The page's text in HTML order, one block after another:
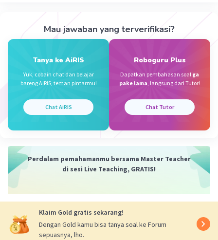
Mau jawaban yang terverifikasi?
Tanya ke AiRIS
Yuk, cobain chat dan belajar
bareng AiRIS, teman pintarmu!
Chat AiRIS
Roboguru Plus
Dapatkan pembahasan soal ga
pake lama, langsung dari Tutor!
Chat Tutor
Perdalam pemahamanmu bersama Master Teacher
di sesi Live Teaching, GRATIS!
Klaim Gold gratis sekarang!
Dengan Gold kamu bisa tanya soal ke Forum
sepuasnya, lho.